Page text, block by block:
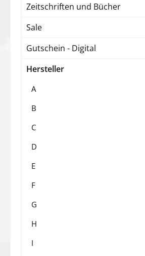
Zeitschriften und Bücher
Sale
Gutschein - Digital
Hersteller
A
B
C
D
E
F
G
H
I